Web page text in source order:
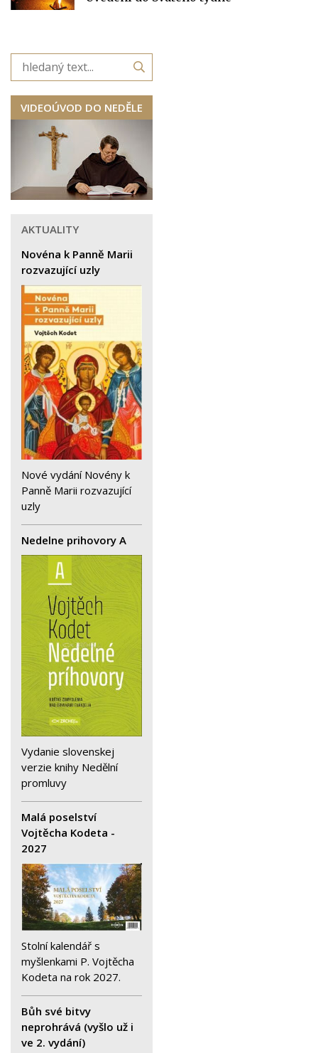
VIDEOÚVOD DO NEDĚLE
AKTUALITY
Novéna k Panně Marii
rozvazující uzly
Nové vydání Novény k
Panně Marii rozvazující
uzly
Nedelne prihovory A
Vydanie slovenskej
verzie knihy Nedělní
promluvy
Malá poselství
Vojtěcha Kodeta -
2027
Stolní kalendář s
myšlenkami P. Vojtěcha
Kodeta na rok 2027.
Bůh své bitvy
neprohrává (vyšlo už i
ve 2. vydání)